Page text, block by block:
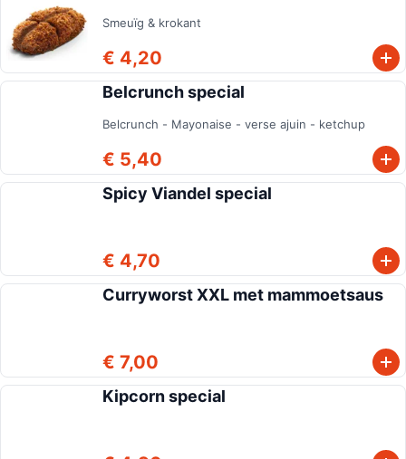
Smeuïg & krokant
€ 4,20
Belcrunch special
Belcrunch - Mayonaise - verse ajuin - ketchup
€ 5,40
Spicy Viandel special
€ 4,70
Curryworst XXL met mammoetsaus
€ 7,00
Kipcorn special